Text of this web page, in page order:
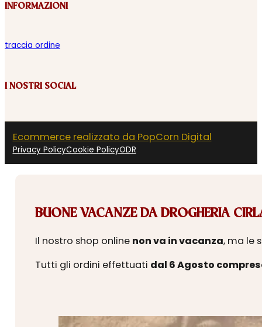
INFORMAZIONI
traccia ordine
I NOSTRI SOCIAL
Ecommerce realizzato da PopCorn Digital
Privacy PolicyCookie PolicyODR
BUONE VACANZE DA DROGHERIA
Il nostro shop online non va in vacanza, ma le
Tutti gli ordini effettuati dal 6 Agosto